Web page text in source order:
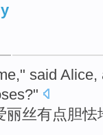
," said Alice,
?"
丽丝有点胆怯